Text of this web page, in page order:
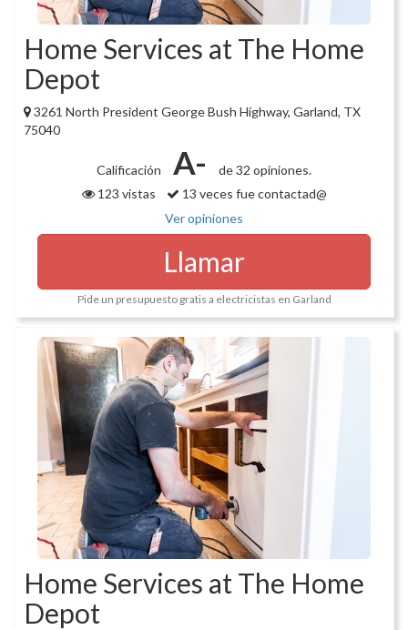
Home Services at The Home
Depot
3261 North President George Bush Highway, Garland, TX
75040
Calificación A-
de 32 opiniones.
123 vistas
13 veces fue contactad@
Ver opiniones
Llamar
Pide un presupuesto gratis a electricistas en Garland
Home Services at The Home
Depot